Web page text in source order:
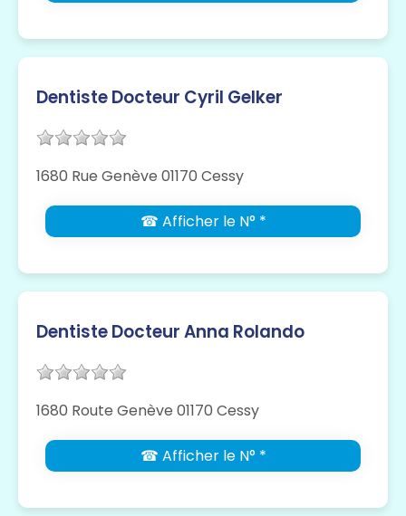
Dentiste Docteur Cyril Gelker
1680 Rue Genève 01170 Cessy
☎ Afficher le N° *
Dentiste Docteur Anna Rolando
1680 Route Genève 01170 Cessy
☎ Afficher le N° *